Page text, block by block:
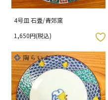
4号皿 石畳/青郊窯
1,650円(税込)
お気に入りボタ